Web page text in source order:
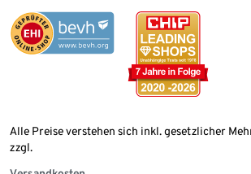
Alle Preise verstehen sich inkl. gesetzlicher
zzgl.